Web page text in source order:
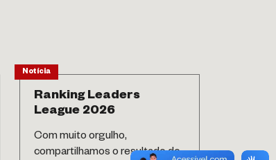
Notícia
Ranking Leaders
League 2026
Com muito orgulho,
compartilhamos o resultado do
com os